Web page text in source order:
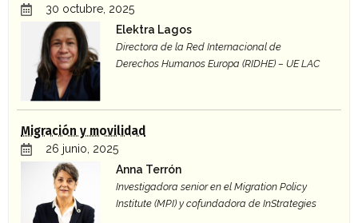
30 octubre, 2025
Elektra Lagos
Directora de la Red Internacional de
Derechos Humanos Europa (RIDHE) – UE LAC
Migración y movilidad
26 junio, 2025
Anna Terrón
Investigadora senior en el Migration Policy
Institute (MPI) y cofundadora de InStrategies